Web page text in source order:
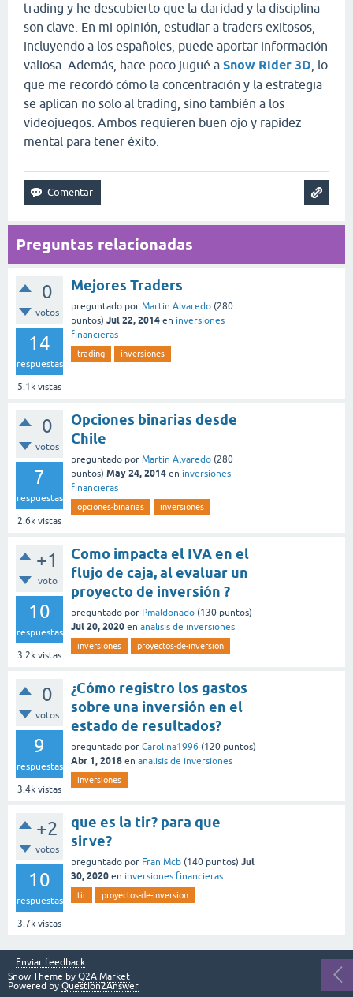
trading y he descubierto que la claridad y la disciplina
son clave. En mi opinión, estudiar a traders exitosos,
incluyendo a los españoles, puede aportar información
valiosa. Además, hace poco jugué a Snow Rider 3D , lo
que me recordó cómo la concentración y la estrategia
se aplican no solo al trading, sino también a los
videojuegos. Ambos requieren buen ojo y rapidez
mental para tener éxito.
Preguntas relacionadas
0
votos
14
respuestas
5.1k vistas
Mejores Traders
preguntado por Martin Alvaredo (280
puntos) Jul 22, 2014 en inversiones
financieras
trading inversiones
0
votos
7
respuestas
2.6k vistas
Opciones binarias desde
Chile
preguntado por Martin Alvaredo (280
puntos) May 24, 2014 en inversiones
financieras
opciones-binarias inversiones
+1
voto
10
respuestas
3.2k vistas
Como impacta el IVA en el
flujo de caja, al evaluar un
proyecto de inversión ?
preguntado por Pmaldonado (130 puntos)
Jul 20, 2020 en analisis de inversiones
inversiones proyectos-de-inversion
0
votos
9
respuestas
3.4k vistas
¿Cómo registro los gastos
sobre una inversión en el
estado de resultados?
preguntado por Carolina1996 (120 puntos)
Abr 1, 2018 en analisis de inversiones
inversiones
+2
votos
10
respuestas
3.7k vistas
que es la tir? para que
sirve?
preguntado por Fran Mcb (140 puntos) Jul
30, 2020 en inversiones financieras
tir proyectos-de-inversion
Enviar feedback
Snow Theme by Q2A Market
Powered by Question2Answer